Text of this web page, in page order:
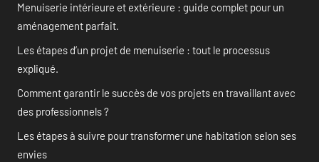
Menuiserie intérieure et extérieure : guide complet pour un
aménagement parfait.
Les étapes d’un projet de menuiserie : tout le processus
expliqué.
Comment garantir le succès de vos projets en travaillant avec
des professionnels ?
Les étapes à suivre pour transformer une habitation selon ses
envies